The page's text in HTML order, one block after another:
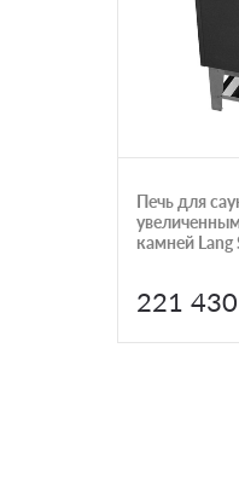
Печь для
камней Lang
221